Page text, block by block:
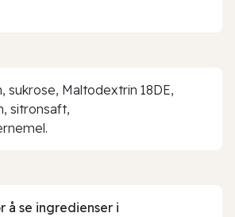
sukrose, Maltodextrin 18DE,
sitronsaft,
å se ingredienser i